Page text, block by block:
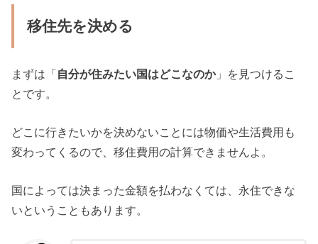
移住先を決める
まずは「自分が住みたい国はどこなのか」を見つけるこ
とです。
どこに行きたいかを決めないことには物価や生活費用も
変わってくるので、移住費用の計算できませんよ。
国によっては決まった金額を払わなくては、永住できな
いということもあります。